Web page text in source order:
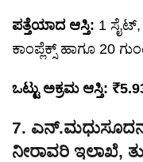
ಪತ್ತೆಯಾದ ಆಸ್ತಿ: 1
ಕಾಂಪ್ಲೆಕ್ಸ್‌ ಹಾಗೂ 20
ಒಟ್ಟು ಅಕ್ರಮ ಆಸ್ತಿ:
7.
ನೀರಾವರಿ ಇಲಾಖೆ,